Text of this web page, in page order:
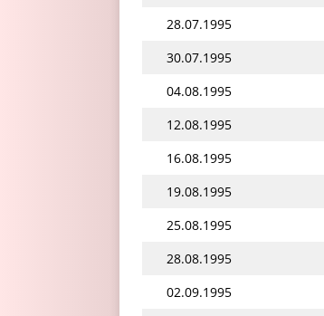
28.07.1995
30.07.1995
04.08.1995
12.08.1995
16.08.1995
19.08.1995
25.08.1995
28.08.1995
02.09.1995